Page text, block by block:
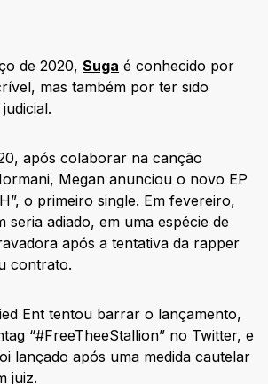
de 2020, Suga é conhecido por
mas também por ter sido
após colaborar na canção
Megan anunciou o novo EP
o primeiro single. Em fevereiro,
seria adiado, em uma espécie de
após a tentativa da rapper
contrato.
Ent tentou barrar o lançamento,
“#FreeTheeStallion” no Twitter, e
lançado após uma medida cautelar
juiz.